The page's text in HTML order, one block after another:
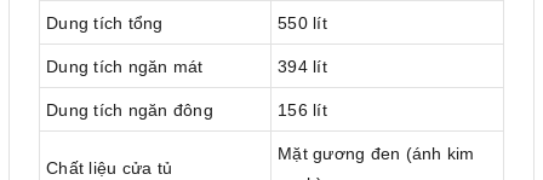
Dung tích tổng 550 lít
Dung tích ngăn mát 394 lít
Dung tích ngăn đông 156 lít
Chất liệu cửa tủ
Mặt gương đen (ánh kim